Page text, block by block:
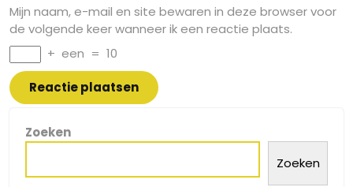
Mijn naam, e-mail en site bewaren in deze browser voor
de volgende keer wanneer ik een reactie plaats.
+ een = 10
Zoeken
Zoeken